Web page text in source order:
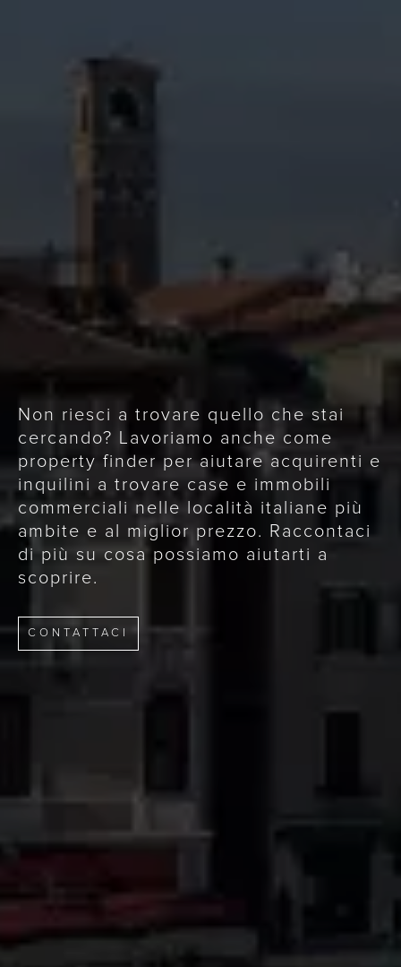
Non riesci a trovare quello che stai
cercando? Lavoriamo anche come
property finder per aiutare acquirenti e
inquilini a trovare case e immobili
commerciali nelle località italiane più
ambite e al miglior prezzo. Raccontaci
di più su cosa possiamo aiutarti a
scoprire.
CONTATTACI